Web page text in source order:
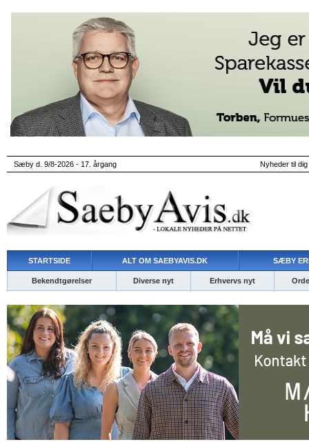
Sæby d. 9/8-2026 - 17. årgang Nyheder til
STARTSIDE ALT OM SAEBYAVIS.DK SÆBY
Bekendtgørelser Diverse nyt Erhvervs nyt